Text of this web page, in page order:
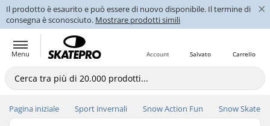
Il prodotto è esaurito e può essere di nuovo disponibile. Il termine di
consegna è sconosciuto. Mostrare prodotti simili
×
Menu Carrello
Salvato
Account
Pagina iniziale Sport invernali Snow Action Fun Snow Skate